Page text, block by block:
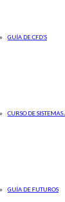
GUÍA DE CFD’S
CURSO DE
GUÍA DE FUTUROS
es un
Madrid o
los altos
por Pedro
de